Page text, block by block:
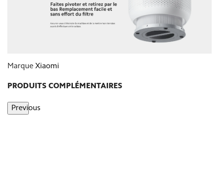
Marque Xiaomi
PRODUITS COMPLÉMENTAIRES
Previous